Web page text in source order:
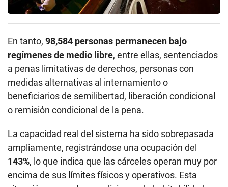
En tanto, 98,584 personas permanecen bajo
regímenes de medio libre, entre ellas, sentenciados
a penas limitativas de derechos, personas con
medidas alternativas al internamiento o
beneficiarios de semilibertad, liberación condicional
o remisión condicional de la pena.
La capacidad real del sistema ha sido sobrepasada
ampliamente, registrándose una ocupación del
143%, lo que indica que las cárceles operan muy por
encima de sus límites físicos y operativos. Esta